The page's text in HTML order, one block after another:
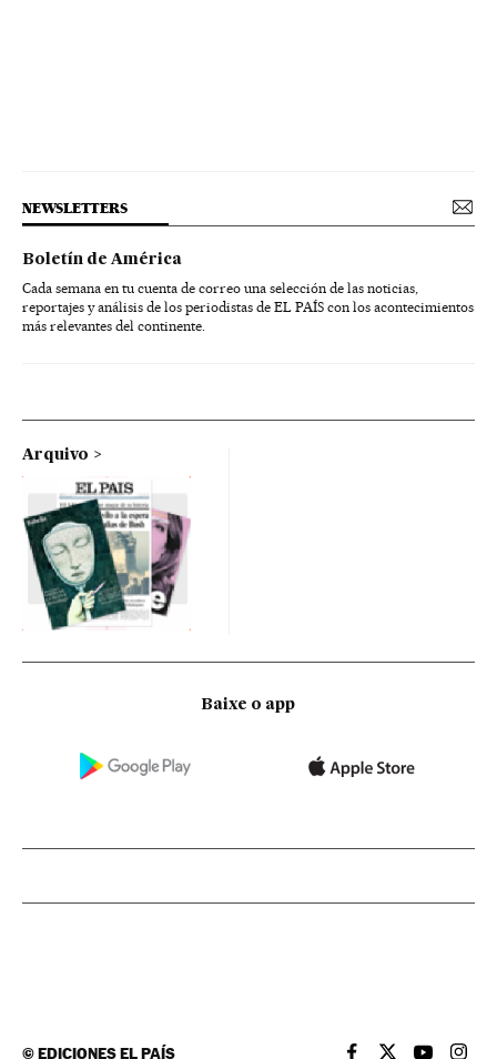
NEWSLETTERS
Boletín de América
Cada semana en tu cuenta de correo una selección de las noticias,
reportajes y análisis de los periodistas de EL PAÍS con los acontecimientos
más relevantes del continente.
Arquivo
Baixe o app
©EDICIONES EL PAÍS